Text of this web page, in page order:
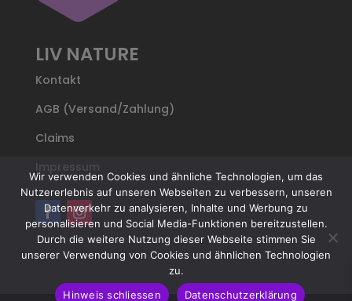
LIV NATURE
Kontakt
AGB (Versand/Zahlung)
Claims
Impressum
Wir verwenden Cookies und ähnliche Technologien, um das
Nutzererlebnis auf unseren Webseiten zu verbessern, unseren
Datenverkehr zu analysieren, Inhalte und Werbung zu
personalisieren und Social Media-Funktionen bereitzustellen.
Durch die weitere Nutzung dieser Webseite stimmen Sie
unserer Verwendung von Cookies und ähnlichen Technologien
zu.
Hinweis schliessen
Datenschutzerklärung